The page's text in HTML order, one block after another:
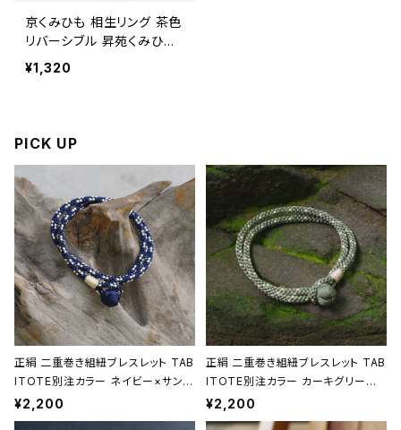
京くみひも 相生リング 茶色
リバーシブル 昇苑くみひも
【京都】【指輪】【組紐アクセ
サリー】【ギフト プレゼント】
¥1,320
PICK UP
正絹 二重巻き組紐ブレスレット TAB
ITOTE別注カラー ネイビー×サンド
ベージュ 昇苑くみひも【京都】【組紐
アクセサリー】【Kumihimo Bracel
¥2,200
正絹 二重巻き組紐ブレスレット TAB
ITOTE別注カラー カーキグリーン
昇苑くみひも【京都】【組紐アクセサリ
ー】【Kumihimo Bracelet】【ギフト
¥2,200